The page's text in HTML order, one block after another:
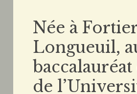
Née à
Longueuil,
de